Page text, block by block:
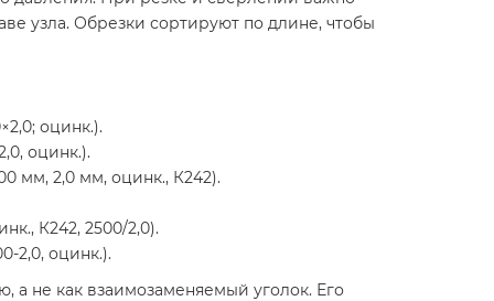
узла. Обрезки сортируют по длине, чтобы
оцинк.).
оцинк.).
мм, 2,0 мм, оцинк., К242).
К242, 2500/2,0).
2,0, оцинк.).
не как взаимозаменяемый уголок. Его